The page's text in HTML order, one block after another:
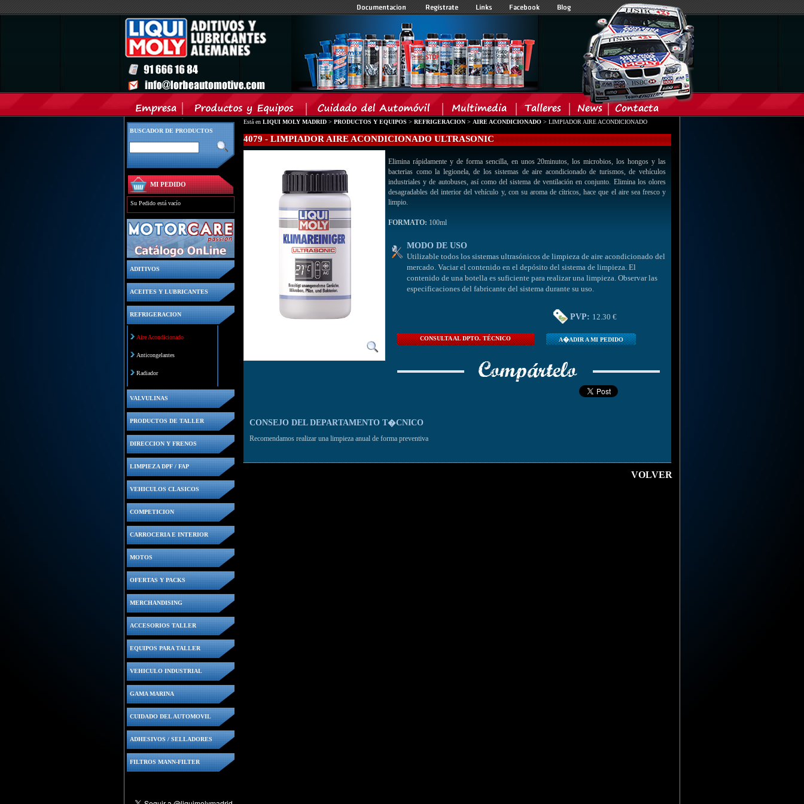
BUSCADOR DE PRODUCTOS
MI PEDIDO
Su Pedido está vacío
ADITIVOS
ACEITES Y LUBRICANTES
REFRIGERACION
Aire Acondicionado
Anticongelantes
Radiador
VALVULINAS
PRODUCTOS DE TALLER
DIRECCION Y FRENOS
LIMPIEZA DPF / FAP
VEHICULOS CLASICOS
COMPETICION
CARROCERIA E INTERIOR
MOTOS
OFERTAS Y PACKS
MERCHANDISING
ACCESORIOS TALLER
EQUIPOS PARA TALLER
VEHICULO INDUSTRIAL
GAMA MARINA
CUIDADO DEL AUTOMOVIL
ADHESIVOS / SELLADORES
FILTROS MANN-FILTER
Está en LIQUI MOLY MADRID > PRODUCTOS Y EQUIPOS > REFRIGERACION > AIRE ACONDICIONADO > LIMPIADOR AIRE ACONDICIONADO
4079 - LIMPIADOR AIRE ACONDICIONADO ULTRASONIC
Elimina rápidamente y de forma sencilla, en unos 20minutos, los microbios, los hongos y las
bacterias como la legionela, de los sistemas de aire acondicionado de turismos, de vehículos
industriales y de autobuses, así como del sistema de ventilación en conjunto. Elimina los olores
desagradables del interior del vehículo y, con su aroma de cítricos, hace que el aire sea fresco y
limpio.
FORMATO: 100ml
MODO DE USO
Utilizable todos los sistemas ultrasónicos de limpieza de aire acondicionado del
mercado. Vaciar el contenido en el depósito del sistema de limpieza. El
contenido de una botella es suficiente para realizar una limpieza. Observar las
especificaciones del fabricante del sistema durante su uso.
PVP: 12.30 €
CONSULTA AL DPTO. TÉCNICO A�ADIR A MI PEDIDO
CONSEJO DEL DEPARTAMENTO T�CNICO
Recomendamos realizar una limpieza anual de forma preventiva
VOLVER